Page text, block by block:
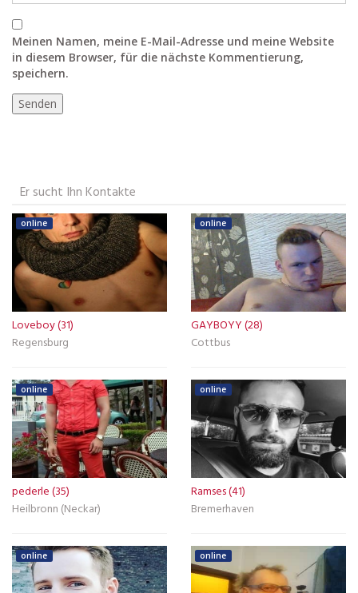
Meinen Namen, meine E-Mail-Adresse und meine Website
in diesem Browser, für die nächste Kommentierung,
speichern.
Er sucht Ihn Kontakte
online
Loveboy (31)
Regensburg
online
GAYBOYY (28)
Cottbus
online
pederle (35)
Heilbronn (Neckar)
online
Ramses (41)
Bremerhaven
online online